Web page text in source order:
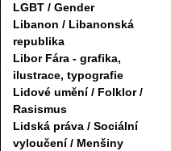
LGBT / Gender
Libanon / Libanonská
republika
Libor Fára - grafika,
ilustrace, typografie
Lidové umění / Folklor /
Rasismus
Lidská práva / Sociální
vyloučení / Menšiny